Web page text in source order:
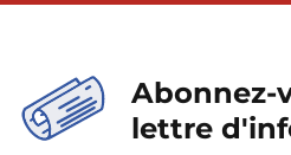
Abonnez-
lettre